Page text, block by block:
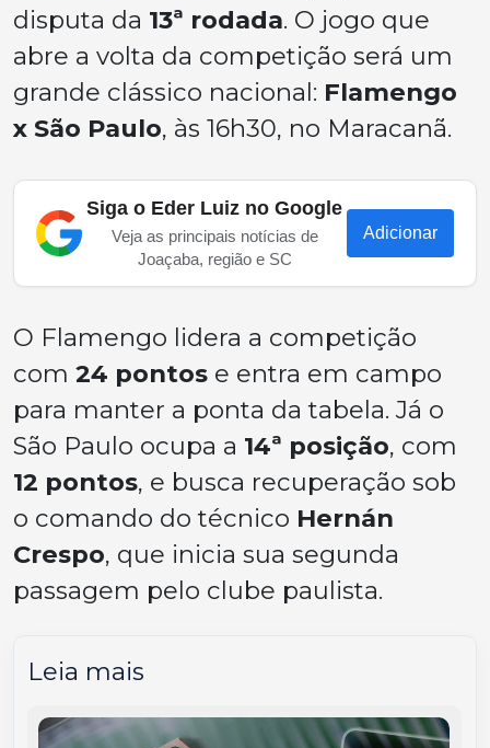
disputa da 13ª rodada. O jogo que
abre a volta da competição será um
grande clássico nacional: Flamengo
x São Paulo, às 16h30, no Maracanã.
Siga o Eder Luiz no Google
Veja as principais notícias de
Joaçaba, região e SC
Adicionar
O Flamengo lidera a competição
com 24 pontos e entra em campo
para manter a ponta da tabela. Já o
São Paulo ocupa a 14ª posição, com
12 pontos, e busca recuperação sob
o comando do técnico Hernán
Crespo, que inicia sua segunda
passagem pelo clube paulista.
Leia mais